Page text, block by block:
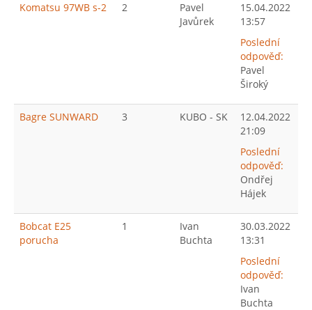
Komatsu 97WB s-2 2
Pavel
Javůrek
15.04.2022
13:57
Poslední
odpověď:
Pavel
Široký
Bagre SUNWARD 3 KUBO - SK
12.04.2022
21:09
Poslední
odpověď:
Ondřej
Hájek
Bobcat E25
porucha
1
Ivan
Buchta
30.03.2022
13:31
Poslední
odpověď:
Ivan
Buchta